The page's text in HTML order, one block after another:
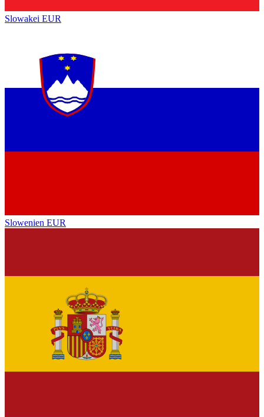
Slowakei EUR
Slowenien EUR